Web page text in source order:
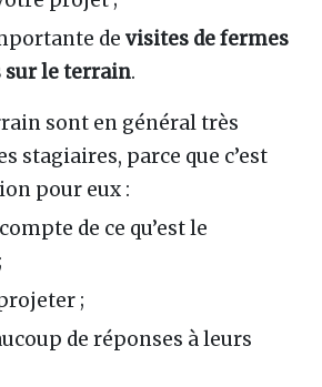
devisites de fermes
sur le terrain.
sont en général très
stagiaires, parce que c’est
pour eux :
de ce qu’est le
;
de réponses à leurs